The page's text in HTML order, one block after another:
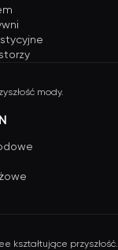
mody.
kształtujące przyszłość.